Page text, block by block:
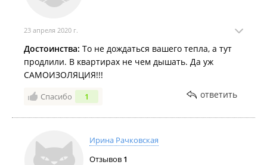
23 апреля 2020 г.
Достоинства: То не дождаться вашего тепла, а тут
продлили. В квартирах не чем дышать. Да уж
САМОИЗОЛЯЦИЯ!!!
Спасибо 1 ответить
Ирина Рачковская
Отзывов 1